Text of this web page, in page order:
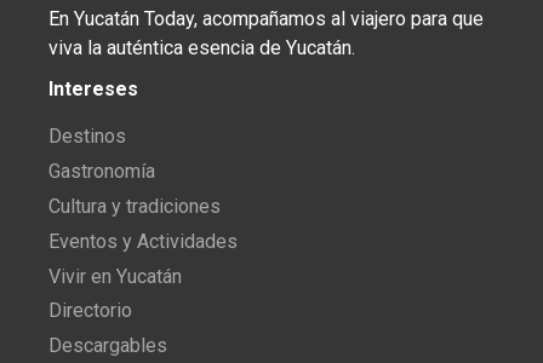
En Yucatán Today, acompañamos al viajero para que
viva la auténtica esencia de Yucatán.
Intereses
Destinos
Gastronomía
Cultura y tradiciones
Eventos y Actividades
Vivir en Yucatán
Directorio
Descargables